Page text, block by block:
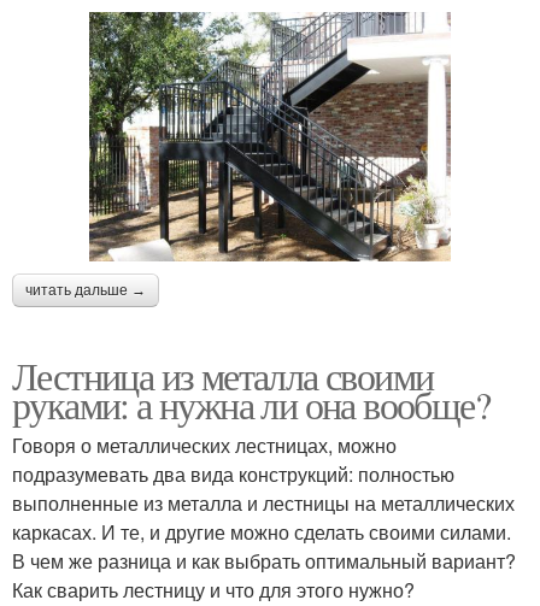
читать дальше →
Лестница из металла своими
руками: а нужна ли она вообще?
Говоря о металлических лестницах, можно
подразумевать два вида конструкций: полностью
выполненные из металла и лестницы на металлических
каркасах. И те, и другие можно сделать своими силами.
В чем же разница и как выбрать оптимальный вариант?
Как сварить лестницу и что для этого нужно?